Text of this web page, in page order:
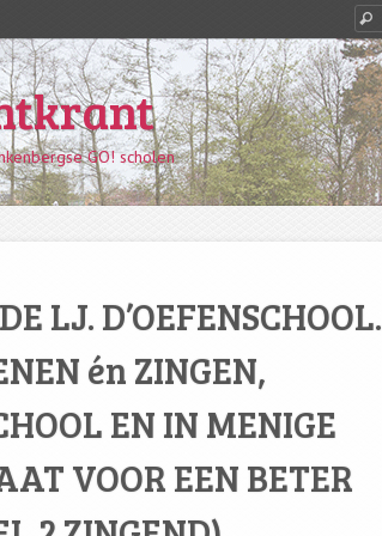
GO! scholen
LJ. D’OEFENSCHOOL.
én ZINGEN,
EN IN MENIGE
VOOR EEN BETER